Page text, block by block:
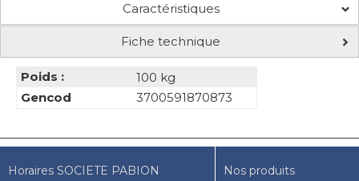
Caractéristiques
Fiche technique
Poids :
100 kg
Gencod
3700591870873
Horaires SOCIETE PABION
Nos produits